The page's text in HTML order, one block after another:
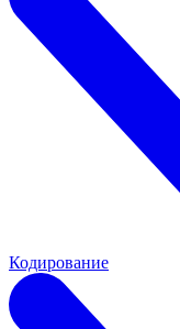
Кодирование